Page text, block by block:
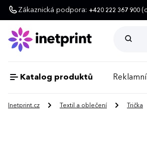
Zákaznická podpora: +420 222 367 900
Katalog produktů
Inetprint.cz Textil a oblečení Trička